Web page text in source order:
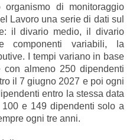
di monitoraggio
Lavoro una serie di dati sul
il divario medio, il divario
componenti variabili, la
I tempi variano in base
almeno 250 dipendenti
il 7 giugno 2027 e poi ogni
entro la stessa data
e 149 dipendenti solo a
ogni tre anni.